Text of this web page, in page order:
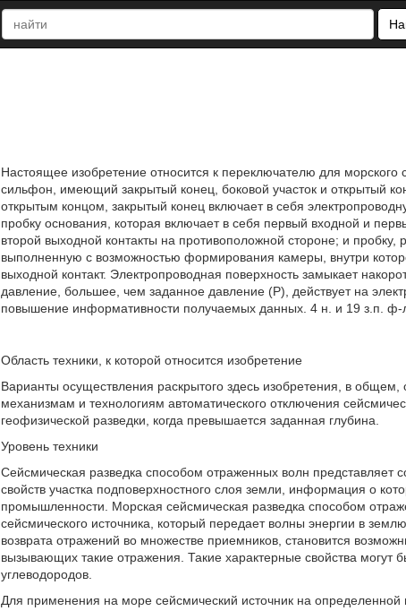
Настоящее изобретение относится к переключателю для морского
сильфон, имеющий закрытый конец, боковой участок и открытый
открытым концом, закрытый конец включает в себя
пробку основания, которая включает в себя первый входной и
второй выходной контакты на противоположной стороне; и
выполненную с возможностью формирования камеры, внутри
выходной контакт. Электропроводная поверхность замыкает
давление, большее, чем заданное давление (Р), действует на
повышение информативности получаемых данных. 4 н. и 19 з.п. ф-
Область техники, к которой относится изобретение
Варианты осуществления раскрытого здесь изобретения, в
механизмам и технологиям автоматического отключения
геофизической разведки, когда превышается заданная глубина.
Уровень техники
Сейсмическая разведка способом отраженных волн представляет
свойств участка подповерхностного слоя земли, информация о
промышленности. Морская сейсмическая разведка способом
сейсмического источника, который передает волны энергии в
возврата отражений во множестве приемников, становится
вызывающих такие отражения. Такие характерные свойства
углеводородов.
Для применения на море сейсмический источник на определенной